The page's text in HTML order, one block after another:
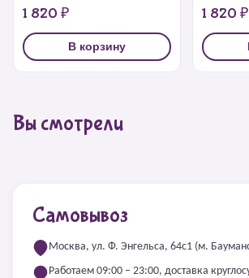
1 820 ₽
В корзину
1 820 ₽
Вы смотрели
Самовывоз
Москва, ул. Ф. Энгельса, 64с1 (м.
Работаем 09:00 – 23:00, доставка